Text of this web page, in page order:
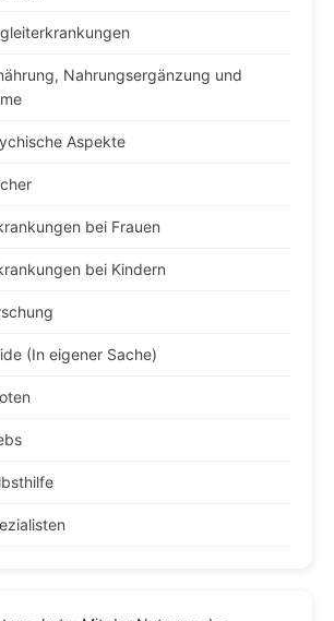
Nahrungsergänzung und
Aspekte
bei Frauen
bei Kindern
(In eigener Sache)